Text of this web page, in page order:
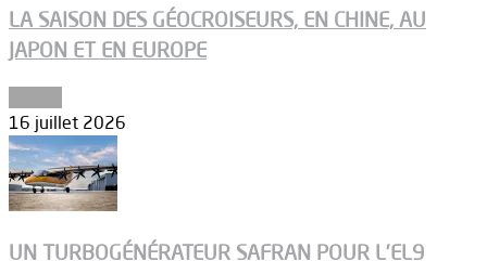
LA SAISON DES GÉOCROISEURS, EN CHINE, AU
JAPON ET EN EUROPE
16 juillet 2026
UN TURBOGÉNÉRATEUR SAFRAN POUR L’EL9